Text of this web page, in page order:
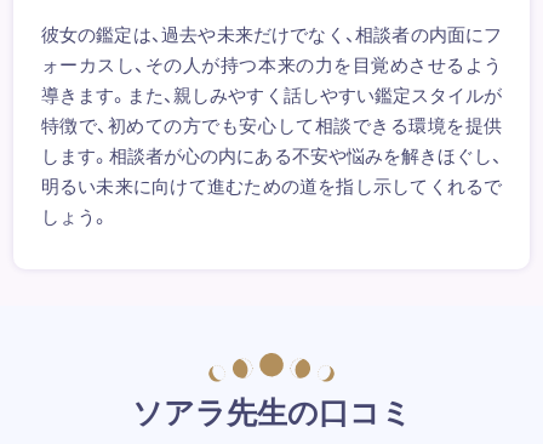
彼女の鑑定は、過去や未来だけでなく、相談者の内面にフ
ォーカスし、その人が持つ本来の力を目覚めさせるよう
導きます。また、親しみやすく話しやすい鑑定スタイルが
特徴で、初めての方でも安心して相談できる環境を提供
します。相談者が心の内にある不安や悩みを解きほぐし、
明るい未来に向けて進むための道を指し示してくれるで
しょう。
ソアラ先生の口コミ